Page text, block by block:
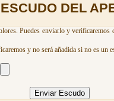
DEL
Puedes enviarlo y
y no será añadida si no es un